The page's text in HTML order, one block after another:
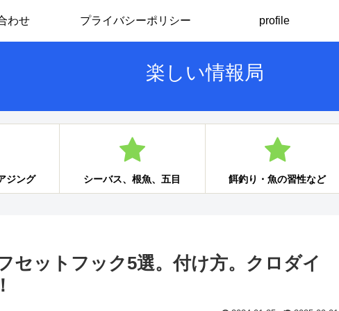
楽しい情報局
わせ プライバシーポリシー profile
ジング シーバス、根魚、五目 餌釣り・魚の習性など
セットフック5選。付け方。クロダイ